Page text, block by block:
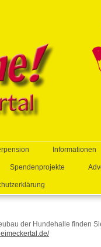
Informationen
Spendenprojekte
der Hundehalle finden